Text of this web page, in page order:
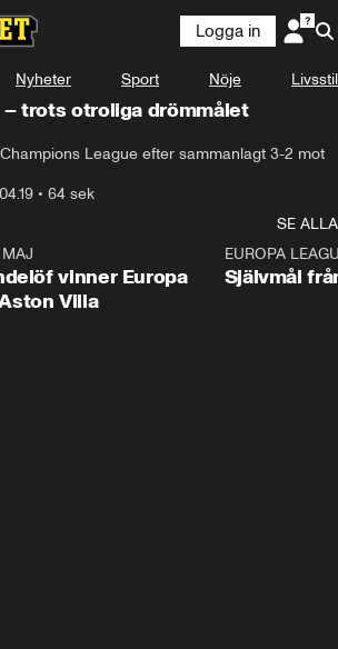
Logga in
Nyheter Sport Nöje Livsstil
trots otroliga drömmålet
League efter sammanlagt 3-2 mot
• 64 sek
SE ALLA
vinner Europa
Villa
EUROPA
Självmål